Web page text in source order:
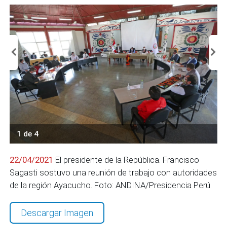
1 de 4
22/04/2021 El presidente de la República. Francisco
Sagasti sostuvo una reunión de trabajo con autoridades
de la región Ayacucho. Foto: ANDINA/Presidencia Perú
Descargar Imagen